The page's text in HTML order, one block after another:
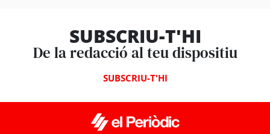
SUBSCRIU-T'HI
De la redacció al teu dispositiu
SUBSCRIU-T'HI